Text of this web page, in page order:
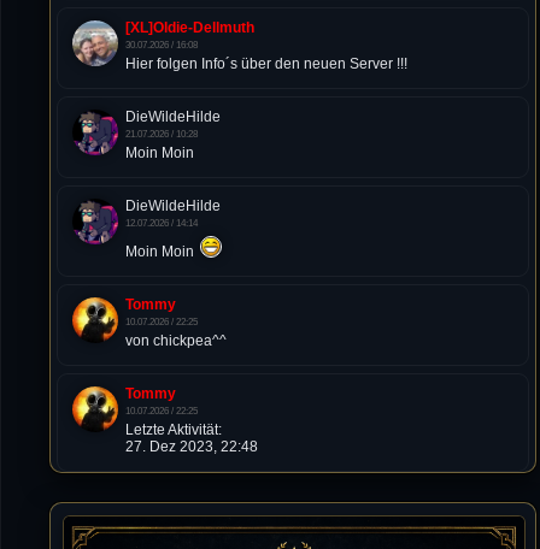
[XL]Oldie-Dellmuth
30.07.2026 / 16:08
Hier folgen Info´s über den neuen Server !!!
DieWildeHilde
21.07.2026 / 10:28
Moin Moin
DieWildeHilde
12.07.2026 / 14:14
Moin Moin
Tommy
10.07.2026 / 22:25
von chickpea^^
Tommy
10.07.2026 / 22:25
Letzte Aktivität:
27. Dez 2023, 22:48
DieWildeHilde
10.07.2026 / 12:48
Happy Birthday Chickpea